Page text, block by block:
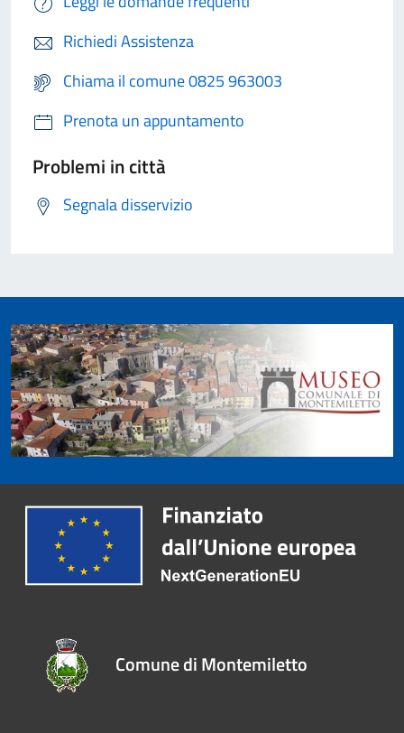
Richiedi Assistenza
Chiama il comune 0825 963003
Prenota un appuntamento
Problemi in città
Segnala disservizio
Comune di Montemiletto